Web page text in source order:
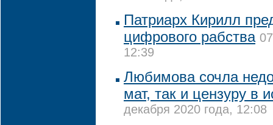
Патриарх Кирилл
цифрового рабства
12:39
Любимова сочла
мат, так и цензуру в
декабря 2020 года, 12:08